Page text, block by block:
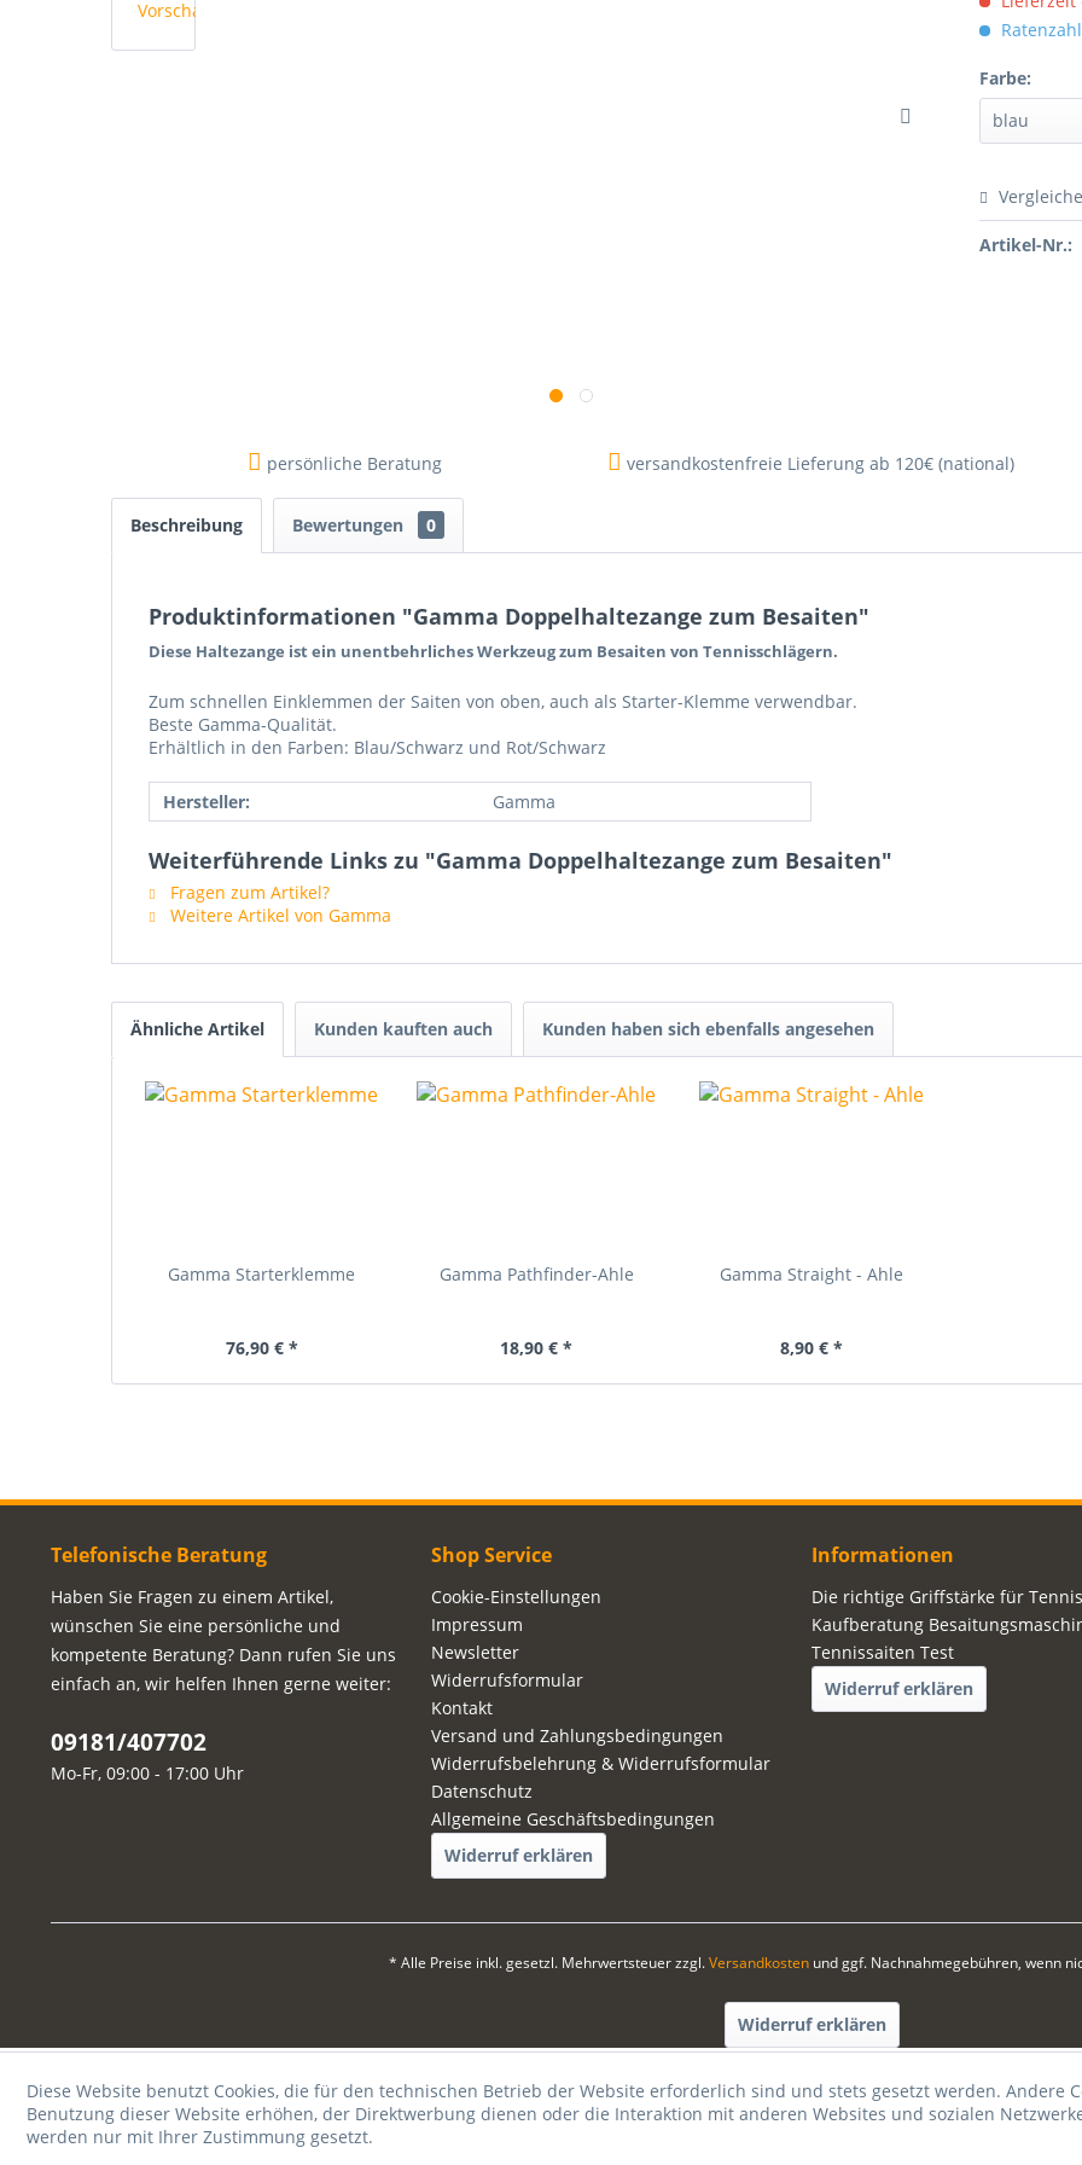
Farbe:
Artikel-Nr.:
persönliche Beratung versandkostenfreie Lieferung ab 120€ (national)
Beschreibung Bewertungen 0
Produktinformationen "Gamma Doppelhaltezange zum Besaiten"
Diese Haltezange ist ein unentbehrliches Werkzeug zum Besaiten von Tennisschlägern.
Zum schnellen Einklemmen der Saiten von oben, auch als Starter-Klemme verwendbar.
Beste Gamma-Qualität.
Erhältlich in den Farben: Blau/Schwarz und Rot/Schwarz
Hersteller: Gamma
Weiterführende Links zu "Gamma Doppelhaltezange zum Besaiten"
Fragen zum Artikel?
Weitere Artikel von Gamma
Ähnliche Artikel Kunden kauften auch Kunden haben sich ebenfalls angesehen
Gamma Starterklemme
76,90 € *
Gamma Pathfinder-Ahle
18,90 € *
Gamma Straight - Ahle
8,90 € *
Telefonische Beratung
Haben Sie Fragen zu einem Artikel,
wünschen Sie eine persönliche und
kompetente Beratung? Dann rufen Sie uns
einfach an, wir helfen Ihnen gerne weiter:
09181/407702
Mo-Fr, 09:00 - 17:00 Uhr
Shop Service
Cookie-Einstellungen
Impressum
Newsletter
Widerrufsformular
Kontakt
Versand und Zahlungsbedingungen
Widerrufsbelehrung & Widerrufsformular
Datenschutz
Allgemeine Geschäftsbedingungen
Widerruf erklären
Informationen
Die richtige Griffstärke für
Kaufberatung
Tennissaiten Test
Widerruf erklären
* Alle Preise inkl. gesetzl. Mehrwertsteuer zzgl.Versandkostenund ggf. Nachnahmegebühren, wenn
Widerruf erklären
Diese Website benutzt Cookies, die für den technischen Betrieb der Website erforderlich sind und stets gesetzt werden. Andere
Benutzung dieser Website erhöhen, der Direktwerbung dienen oder die Interaktion mit anderen Websites und sozialen
werden nur mit Ihrer Zustimmung gesetzt.